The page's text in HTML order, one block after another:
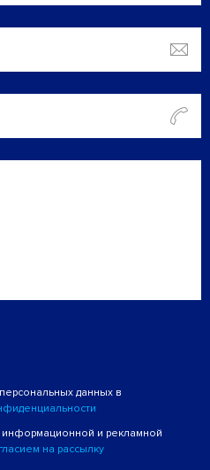
данных в
и рекламной
на рассылку